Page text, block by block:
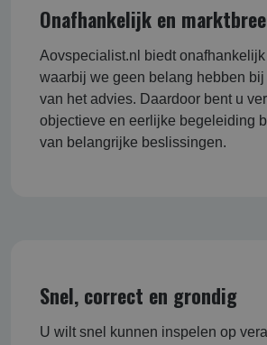
Onafhankelijk en
Aovspecialist.nl biedt
waarbij we geen belang hebben bij
van het advies. Daardoor bent u
objectieve en eerlijke begeleiding
van belangrijke beslissingen.
Snel, correct en grondig
U wilt snel kunnen inspelen op